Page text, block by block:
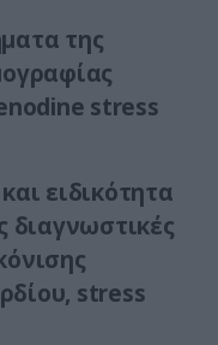
της
stress
ειδικότητα
διαγνωστικές
stress